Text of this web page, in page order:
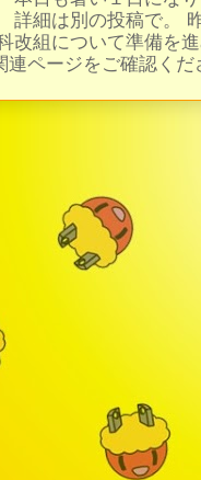
詳細は別の投稿で。
改組について準備を
連ページをご確認く